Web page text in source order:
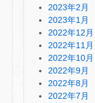
2023年2月
2023年1月
2022年12月
2022年11月
2022年10月
2022年9月
2022年8月
2022年7月